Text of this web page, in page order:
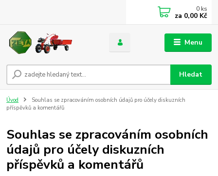
Menu
Hledat
0 ks
za 0,00 Kč
Úvod
Souhlas se zpracováním osobních údajů pro účely diskuzních
příspěvků a komentářů
Souhlas se zpracováním osobních
údajů pro účely diskuzních
příspěvků a komentářů